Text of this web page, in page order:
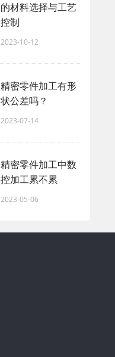
的材料选择与工艺
控制
2023-10-12
精密零件加工有形
状公差吗？
2023-07-14
精密零件加工中数
控加工累不累
2023-05-06